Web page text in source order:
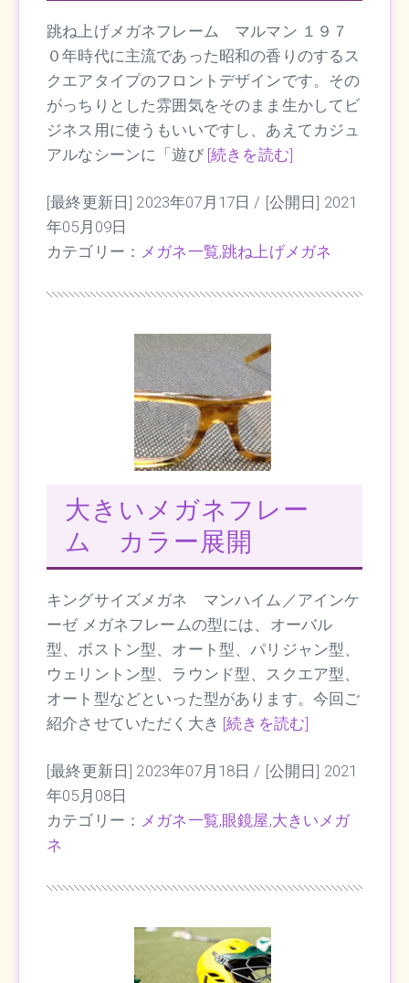
跳ね上げメガネフレーム マルマン １９７
０年時代に主流であった昭和の香りのするス
クエアタイプのフロントデザインです。その
がっちりとした雰囲気をそのまま生かしてビ
ジネス用に使うもいいですし、あえてカジュ
アルなシーンに「遊び [続きを読む]
[最終更新日] 2023年07月17日 / [公開日] 2021
年05月09日
カテゴリー： メガネ一覧,跳ね上げメガネ
大きいメガネフレー
ム カラー展開
キングサイズメガネ マンハイム／アインケ
ーゼ メガネフレームの型には、オーバル
型、ボストン型、オート型、パリジャン型、
ウェリントン型、ラウンド型、スクエア型、
オート型などといった型があります。今回ご
紹介させていただく大き [続きを読む]
[最終更新日] 2023年07月18日 / [公開日] 2021
年05月08日
カテゴリー： メガネ一覧,眼鏡屋,大きいメガ
ネ